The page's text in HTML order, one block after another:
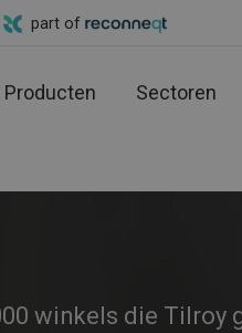
part of
Producten Sectoren
winkels die Tilroy